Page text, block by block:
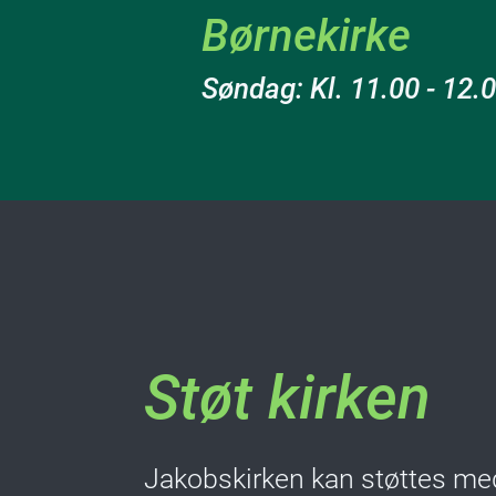
Søndag: Kl. 11.00 -
Børnekirke
Støt kirken
Jakobskirken kan støttes